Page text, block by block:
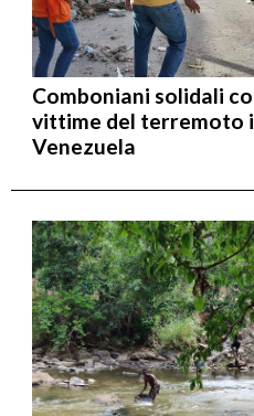
Comboniani solidali
vittime del terremoto
Venezuela